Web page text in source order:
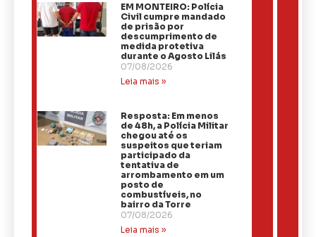
EM MONTEIRO: Polícia
Civil cumpre mandado
de prisão por
descumprimento de
medida protetiva
durante o Agosto Lilás
07/08/2026
Leia mais »
Resposta: Em menos
de 48h, a Polícia Militar
chegou até os
suspeitos que teriam
participado da
tentativa de
arrombamento em um
posto de
combustíveis, no
bairro da Torre
07/08/2026
Leia mais »